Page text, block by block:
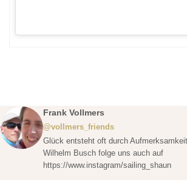
Frank Vollmers
@vollmers_friends
Glück entsteht oft durch
Wilhelm Busch folge uns auch auf
https://www.instagram/sailing_shaun